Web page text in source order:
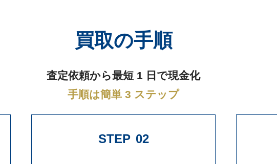
買取の手順
査定依頼から最短 1 日で現金化
手順は簡単 3 ステップ
STEP 02